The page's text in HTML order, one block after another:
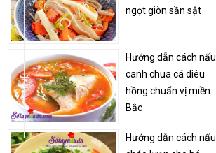
ngọt giòn sần sật
Hướng dẫn cách nấu
canh chua cá diêu
hồng chuẩn vị miền
Bắc
Hướng dẫn cách nấu